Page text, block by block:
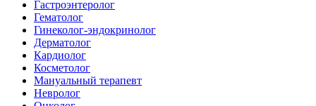
Гастроэнтеролог
Гематолог
Гинеколог-эндокринолог
Дерматолог
Кардиолог
Косметолог
Мануальный терапевт
Невролог